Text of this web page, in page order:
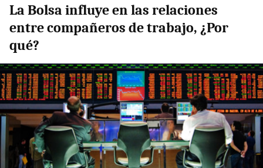
La Bolsa influye en las relaciones
entre compañeros de trabajo, ¿Por
qué?